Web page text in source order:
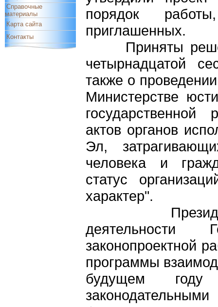
Справочные
материалы
Карта сайта
Контакты
порядок
приглашенных.
Приняты
четырнадцатой
также о
Министерстве
государственной
актов органов
Эл,
человека и
статус
характер".
деятельности
законопроектной
программы
будущем